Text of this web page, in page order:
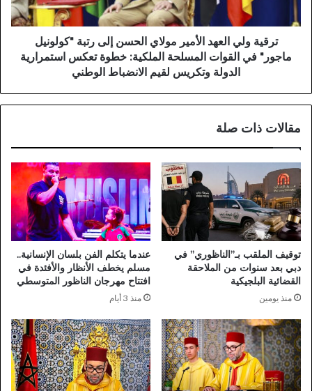
رتبة
"كولونيل
ماجور"
الملكية:
تعكس
وتكريس
لقيم
الانضباط
الوطني
ترقية ولي العهد الأمير مولاي الحسن إلى رتبة "كولونيل
ماجور" في القوات المسلحة الملكية: خطوة تعكس استمرارية
الدولة وتكريس لقيم الانضباط الوطني
مقالات ذات صلة
توقيف الملقب بـ”الناظوري” في
دبي بعد سنوات من الملاحقة
القضائية البلجيكية
منذ يومين
عندما يتكلم الفن بلسان الإنسانية..
مسلم يخطف الأنظار والأفئدة في
افتتاح مهرجان الناظور المتوسطي
منذ 3 أيام